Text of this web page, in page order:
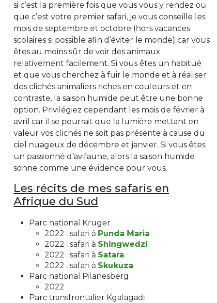
si c’est la première fois que vous vous y rendez ou
que c’est votre premier safari, je vous conseille les
mois de septembre et octobre (hors vacances
scolaires si possible afin d’éviter le monde) car vous
êtes au moins sûr de voir des animaux
relativement facilement. Si vous êtes un habitué
et que vous cherchez à fuir le monde et à réaliser
des clichés animaliers riches en couleurs et en
contraste, la saison humide peut être une bonne
option. Privilégiez cependant les mois de février à
avril car il se pourrait que la lumière mettant en
valeur vos clichés ne soit pas présente à cause du
ciel nuageux de décembre et janvier. Si vous êtes
un passionné d’avifaune, alors la saison humide
sonne comme une évidence pour vous.
Les récits de mes safaris en
Afrique du Sud
Parc national Kruger
2022 : safari à Punda Maria
2022 : safari à Shingwedzi
2022 : safari à Satara
2022 : safari à Skukuza
Parc national Pilanesberg
2022
Parc transfrontalier Kgalagadi